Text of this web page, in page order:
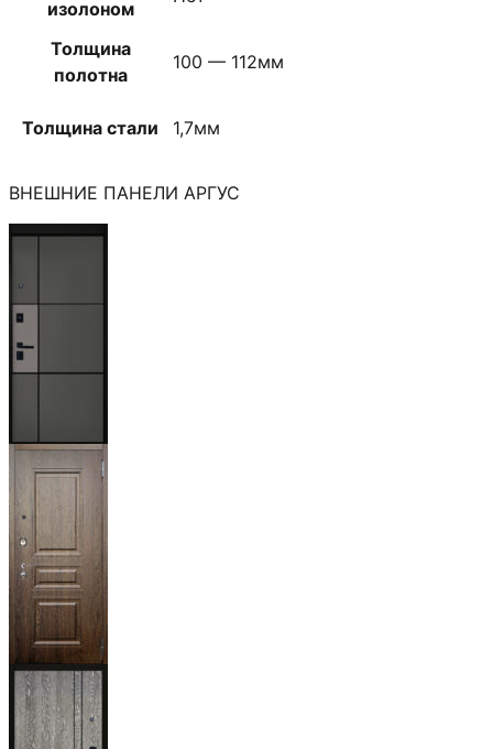
изолоном
Толщина
полотна
100 — 112мм
Толщина стали 1,7мм
ВНЕШНИЕ ПАНЕЛИ АРГУС
Мичиган
Магистр
Дуб кантри
тёмный